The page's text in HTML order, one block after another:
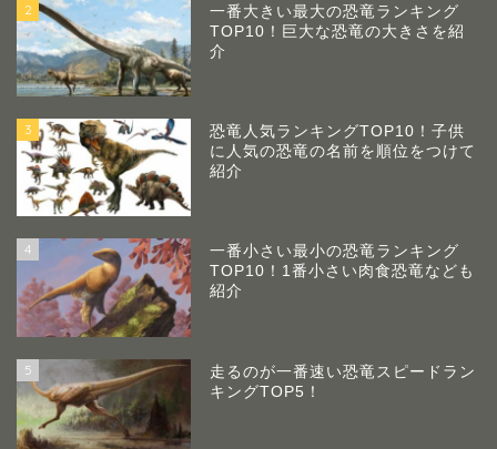
2
一番大きい最大の恐竜ランキング
TOP10！巨大な恐竜の大きさを紹
介
3
恐竜人気ランキングTOP10！子供
に人気の恐竜の名前を順位をつけて
紹介
4
一番小さい最小の恐竜ランキング
TOP10！1番小さい肉食恐竜なども
紹介
5
走るのが一番速い恐竜スピードラン
キングTOP5！